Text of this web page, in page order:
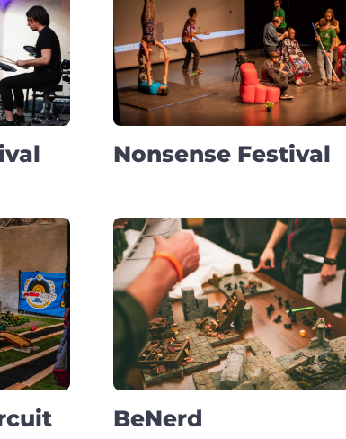
Nonsense Festival
BeNerd